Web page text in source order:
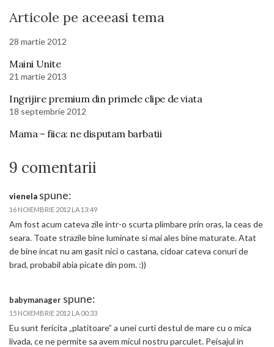
Articole pe aceeasi tema
28 martie 2012
Maini Unite
21 martie 2013
Ingrijire premium din primele clipe de viata
18 septembrie 2012
Mama – fiica: ne disputam barbatii
9 comentarii
vienela spune:
16 NOIEMBRIE 2012 LA 13:49
Am fost acum cateva zile intr-o scurta plimbare prin oras, la ceas de
seara. Toate strazile bine luminate si mai ales bine maturate. Atat
de bine incat nu am gasit nici o castana, cidoar cateva conuri de
brad, probabil abia picate din pom. :))
babymanager spune:
15 NOIEMBRIE 2012 LA 00:33
Eu sunt fericita „platitoare” a unei curti destul de mare cu o mica
livada, ce ne permite sa avem micul nostru parculet. Peisajul in